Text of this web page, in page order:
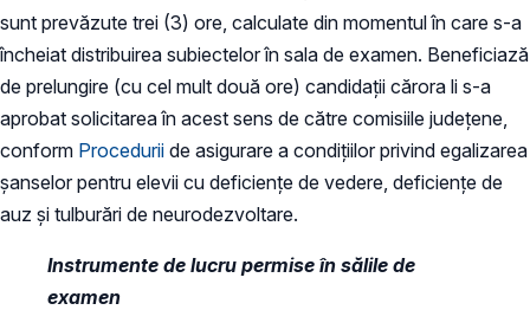
sunt prevăzute trei (3) ore, calculate din momentul în care s-a
încheiat distribuirea subiectelor în sala de examen. Beneficiază
de prelungire (cu cel mult două ore) candidații cărora li s-a
aprobat solicitarea în acest sens de către comisiile județene,
conform Procedurii de asigurare a condițiilor privind egalizarea
șanselor pentru elevii cu deficiențe de vedere, deficiențe de
auz și tulburări de neurodezvoltare.
Instrumente de lucru permise în sălile de
examen